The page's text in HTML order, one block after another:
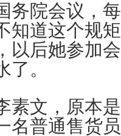
务院会议，
知道这个规
以后她参加
了。
素文，原本
名普通售货